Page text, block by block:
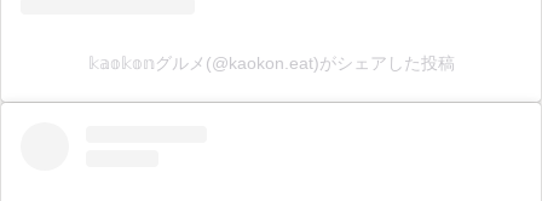
𝕜𝕒𝕠𝕜𝕠𝕟グルメ(@kaokon.eat)がシェアした投稿